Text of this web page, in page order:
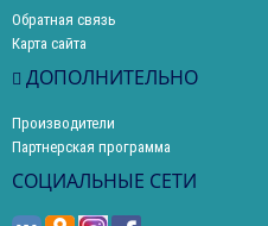
Обратная связь
Карта сайта
ДОПОЛНИТЕЛЬНО
Производители
Партнерская программа
СОЦИАЛЬНЫЕ СЕТИ